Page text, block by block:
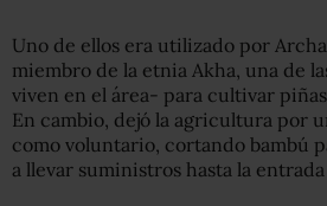
Uno de ellos era utilizado por
miembro de la etnia Akha, una de
viven en el área- para cultivar
En cambio, dejó la agricultura por
como voluntario, cortando bambú
a llevar suministros hasta la